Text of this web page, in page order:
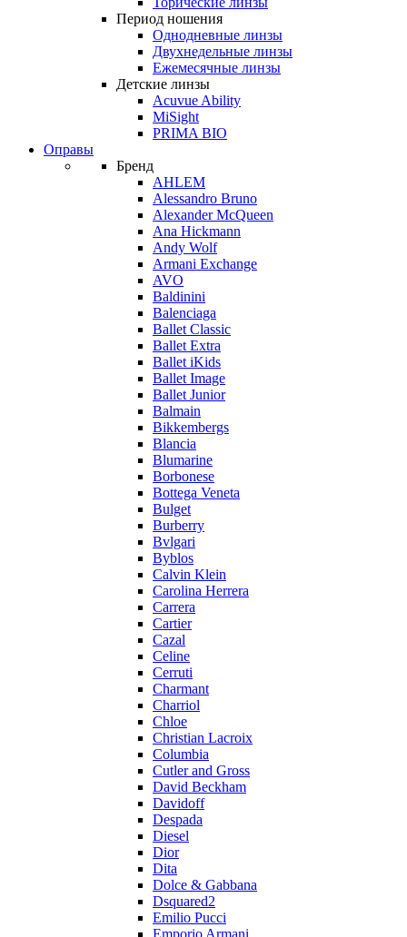
Период ношения
Однодневные линзы
Двухнедельные линзы
Ежемесячные линзы
Детские линзы
Acuvue Ability
MiSight
PRIMA BIO
Оправы
Бренд
AHLEM
Alessandro Bruno
Alexander McQueen
Ana Hickmann
Andy Wolf
Armani Exchange
AVO
Baldinini
Balenciaga
Ballet Classic
Ballet Extra
Ballet iKids
Ballet Image
Ballet Junior
Balmain
Bikkembergs
Blancia
Blumarine
Borbonese
Bottega Veneta
Bulget
Burberry
Bvlgari
Byblos
Calvin Klein
Carolina Herrera
Carrera
Cartier
Cazal
Celine
Cerruti
Charmant
Charriol
Chloe
Christian Lacroix
Columbia
Cutler and Gross
David Beckham
Davidoff
Despada
Diesel
Dior
Dita
Dolce & Gabbana
Dsquared2
Emilio Pucci
Emporio Armani